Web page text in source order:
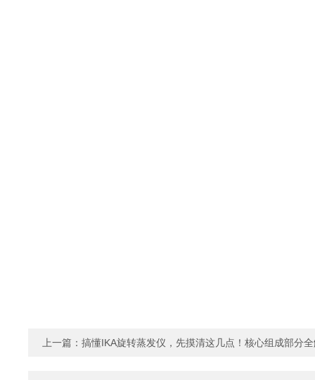
上一篇： 搞懂IKA旋转蒸发仪，先摸清这几点！核心组成部分